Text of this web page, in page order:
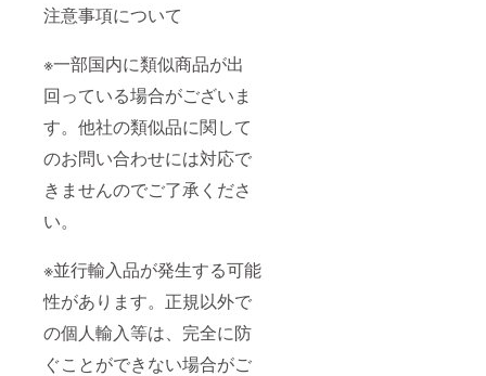
注意事項について
※一部国内に類似商品が出
回っている場合がございま
す。他社の類似品に関して
のお問い合わせには対応で
きませんのでご了承くださ
い。
※並行輸入品が発生する可能
性があります。正規以外で
の個人輸入等は、完全に防
ぐことができない場合がご